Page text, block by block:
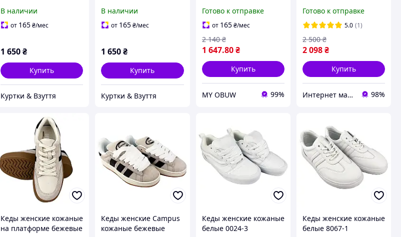
кроссовки
В наличии
от 165₴/мес
1 650₴
Купить
Куртки & Взуття
Комбинированные с
замшей
В наличии
от 165₴/мес
1 650₴
Купить
Куртки & Взуття
Готово к отправке
от 165 ₴/мес
1 647.80 ₴
2 140 ₴
Купить
MY OBUW 99%
Готово к отправке
5.0 (1)
2 098₴
2 500 ₴
Купить
Интернет магазин спортивной обуви Shoes-Factory 98%
Кеды женские кожаные
на платформе бежевые
Кеды женские Campus
кожаные бежевые
Кеды женские кожаные
белые 0024-3
Кеды женские кожаные
белые 8067-1